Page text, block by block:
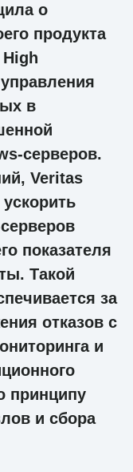
о
продукта
в
серверов.
Veritas
показателя
Такой
за
отказов с
и
принципу
и сбора